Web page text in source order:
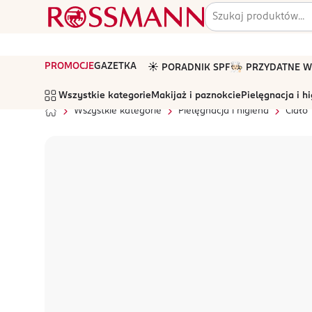
PROMOCJEGAZETKA ☀️ PORADNIK SPF🧑🏻‍🍳 PRZYDATNE
Wszystkie kategorie Makijaż i paznokcie Pielęgnacja i
Wszystkie kategorie
Pielęgnacja i higiena Ciało